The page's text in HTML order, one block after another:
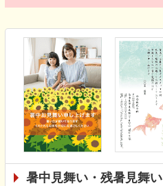
暑中見舞い・残暑見舞い